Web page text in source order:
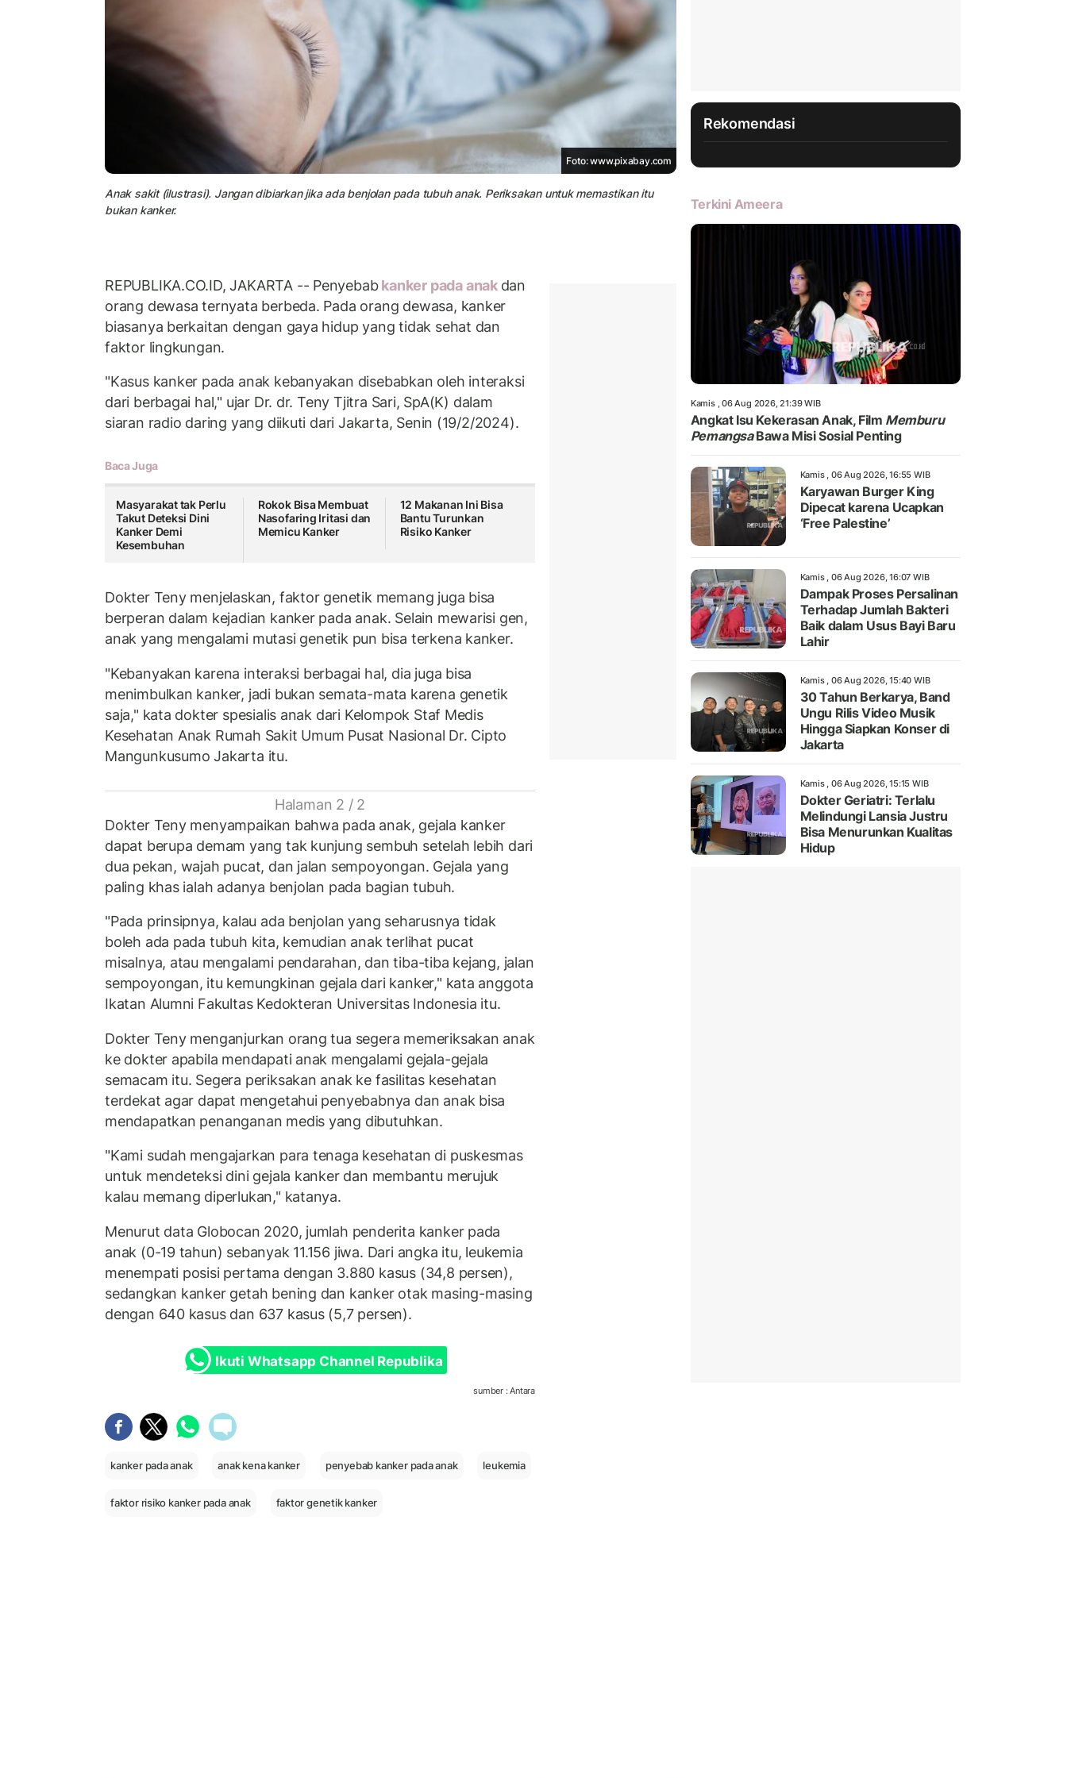
Foto: www.pixabay.com
Anak sakit (ilustrasi). Jangan dibiarkan jika ada benjolan pada tubuh anak. Periksakan untuk memastikan itu
bukan kanker.
REPUBLIKA.CO.ID, JAKARTA -- Penyebabkanker pada anak dan
orang dewasa ternyata berbeda. Pada orang dewasa, kanker
biasanya berkaitan dengan gaya hidup yang tidak sehat dan
faktor lingkungan.
"Kasus kanker pada anak kebanyakan disebabkan oleh interaksi
dari berbagai hal," ujar Dr. dr. Teny Tjitra Sari, SpA(K) dalam
siaran radio daring yang diikuti dari Jakarta, Senin (19/2/2024).
Baca Juga
Masyarakat tak Perlu
Takut Deteksi Dini
Kanker Demi
Kesembuhan
Rokok Bisa Membuat
Nasofaring Iritasi dan
Memicu Kanker
12 Makanan Ini Bisa
Bantu Turunkan
Risiko Kanker
Dokter Teny menjelaskan, faktor genetik memang juga bisa
berperan dalam kejadian kanker pada anak. Selain mewarisi gen,
anak yang mengalami mutasi genetik pun bisa terkena kanker.
"Kebanyakan karena interaksi berbagai hal, dia juga bisa
menimbulkan kanker, jadi bukan semata-mata karena genetik
saja," kata dokter spesialis anak dari Kelompok Staf Medis
Kesehatan Anak Rumah Sakit Umum Pusat Nasional Dr. Cipto
Mangunkusumo Jakarta itu.
Halaman 2 / 2
Dokter Teny menyampaikan bahwa pada anak, gejala kanker
dapat berupa demam yang tak kunjung sembuh setelah lebih dari
dua pekan, wajah pucat, dan jalan sempoyongan. Gejala yang
paling khas ialah adanya benjolan pada bagian tubuh.
"Pada prinsipnya, kalau ada benjolan yang seharusnya tidak
boleh ada pada tubuh kita, kemudian anak terlihat pucat
misalnya, atau mengalami pendarahan, dan tiba-tiba kejang, jalan
sempoyongan, itu kemungkinan gejala dari kanker," kata anggota
Ikatan Alumni Fakultas Kedokteran Universitas Indonesia itu.
Dokter Teny menganjurkan orang tua segera memeriksakan anak
ke dokter apabila mendapati anak mengalami gejala-gejala
semacam itu. Segera periksakan anak ke fasilitas kesehatan
terdekat agar dapat mengetahui penyebabnya dan anak bisa
mendapatkan penanganan medis yang dibutuhkan.
"Kami sudah mengajarkan para tenaga kesehatan di puskesmas
untuk mendeteksi dini gejala kanker dan membantu merujuk
kalau memang diperlukan," katanya.
Menurut data Globocan 2020, jumlah penderita kanker pada
anak (0-19 tahun) sebanyak 11.156 jiwa. Dari angka itu, leukemia
menempati posisi pertama dengan 3.880 kasus (34,8 persen),
sedangkan kanker getah bening dan kanker otak masing-masing
dengan 640 kasus dan 637 kasus (5,7 persen).
Ikuti Whatsapp Channel Republika
sumber : Antara
kanker pada anak anak kena kanker penyebab kanker pada anak leukemia
faktor risiko kanker pada anak faktor genetik kanker
Rekomendasi
Terkini Ameera
Kamis , 06 Aug 2026, 21:39 WIB
Angkat Isu Kekerasan Anak, Film Memburu
PemangsaBawa Misi Sosial Penting
Kamis , 06 Aug 2026, 16:55 WIB
Karyawan Burger King
Dipecat karena Ucapkan
‘Free Palestine’
Kamis , 06 Aug 2026, 16:07 WIB
Dampak Proses Persalinan
Terhadap Jumlah Bakteri
Baik dalam Usus Bayi Baru
Lahir
Kamis , 06 Aug 2026, 15:40 WIB
30 Tahun Berkarya, Band
Ungu Rilis Video Musik
Hingga Siapkan Konser di
Jakarta
Kamis , 06 Aug 2026, 15:15 WIB
Dokter Geriatri: Terlalu
Melindungi Lansia Justru
Bisa Menurunkan Kualitas
Hidup